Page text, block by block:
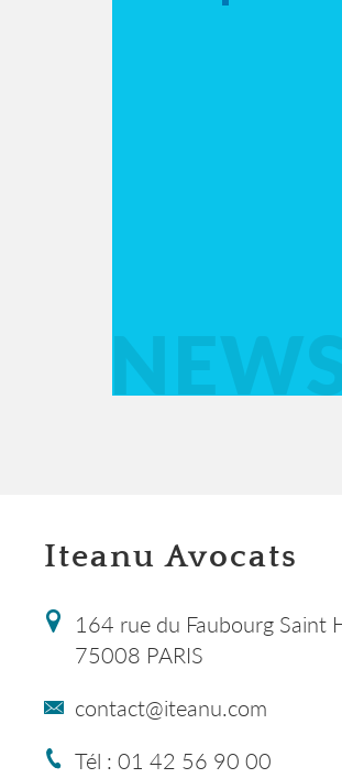
Iteanu Avocats
164 rue du Faubourg Saint
75008 PARIS
contact@iteanu.com
Tél : 01 42 56 90 00